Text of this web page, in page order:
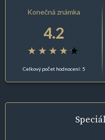
Konečná známka
4.2
Celkový počet hodnocení: 5